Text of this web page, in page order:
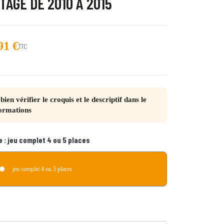
€TTC
vérifier le croquis et le descriptif dans le
: jeu complet 4 ou 5 places
jeu complet 4 ou 5 places